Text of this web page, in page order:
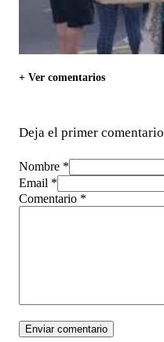
+ Ver comentarios
Deja el primer comentario
Nombre *
Email *
Comentario *